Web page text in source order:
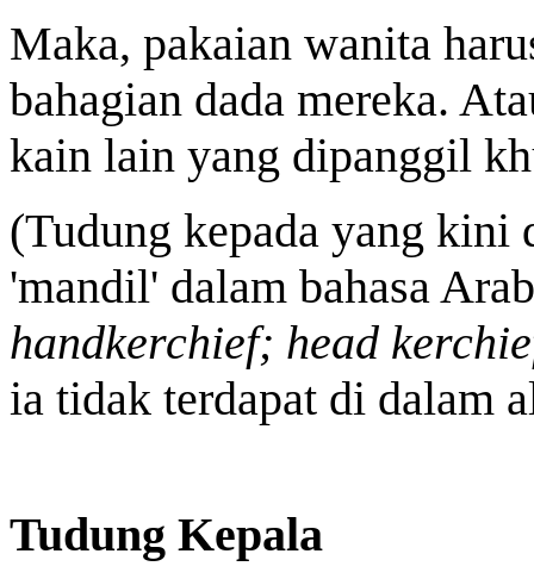
Maka, pakaian wanita
bahagian dada mereka.
kain lain yang dipanggil
(Tudung kepada yang kini
'mandil' dalam bahasa
handkerchief; head
ia tidak terdapat di dalam
Tudung Kepala